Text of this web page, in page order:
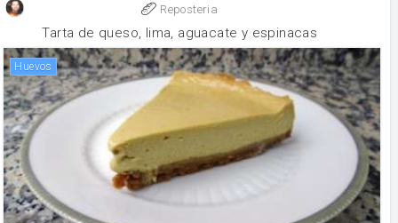
Reposteria
Tarta de queso, lima, aguacate y espinacas
huevos